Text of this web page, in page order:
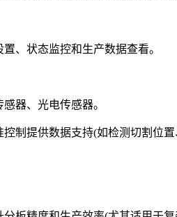
、状态监控和生产数据查看。
器、光电传感器。
制提供数据支持(如检测切割位置